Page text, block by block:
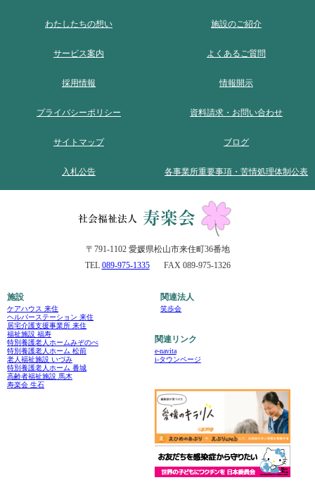
わたしたちの想い 施設のご紹介
サービス案内 よくあるご質問
採用情報 情報開示
プライバシーポリシー 資料請求・お問い合わせ
サイトマップ ブログ
入札公告 各事業所重要事項・苦情処理体制公表
〒791-1102 愛媛県松山市来住町36番地
TEL 089-975-1335 FAX 089-975-1326
施設
ケアハウス 来住
ヘルパーステーション 来住
居宅介護支援事業所 来住
福祉施設 福寿
特別養護老人ホームみぞのべ
特別養護老人ホーム 松前
老人福祉施設 いづみ
特別養護老人ホーム 番城
高齢者福祉施設 馬木
寿楽会 生石
関連法人
笑歩会
関連リンク
e-navita
i-タウンページ